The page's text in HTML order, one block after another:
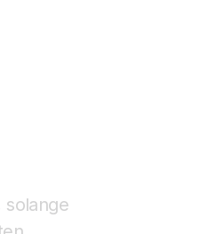
solange